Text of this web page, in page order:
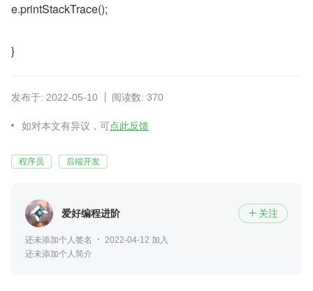
e.printStackTrace();
}
发布于: 2022-05-10 阅读数: 370
如对本文有异议，可点此反馈
程序员 后端开发
爱好编程进阶  关注
还未添加个人签名
2022-04-12 加入
还未添加个人简介